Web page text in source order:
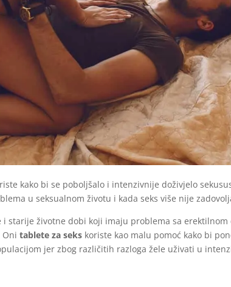
kako bi se poboljšalo i intenzivnije doživjelo
u seksualnom životu i kada seks više nije
starije životne dobi koji imaju problema sa
Onitablete za seks koriste kao malu pomoć kako bi
jer zbog različitih razloga žele uživati u